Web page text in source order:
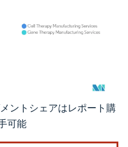
BY 4.0の表示が必要です。
ントシェアはレポート購
可能